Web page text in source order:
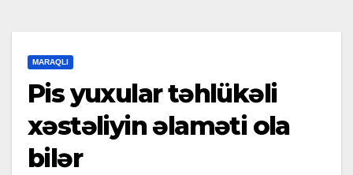
MARAQLI
Pis yuxular təhlükəli
xəstəliyin əlaməti ola
bilər